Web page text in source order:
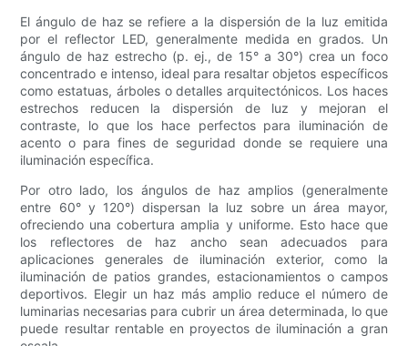
El ángulo de haz se refiere a la dispersión de la luz emitida
por el reflector LED, generalmente medida en grados. Un
ángulo de haz estrecho (p. ej., de 15° a 30°) crea un foco
concentrado e intenso, ideal para resaltar objetos específicos
como estatuas, árboles o detalles arquitectónicos. Los haces
estrechos reducen la dispersión de luz y mejoran el
contraste, lo que los hace perfectos para iluminación de
acento o para fines de seguridad donde se requiere una
iluminación específica.
Por otro lado, los ángulos de haz amplios (generalmente
entre 60° y 120°) dispersan la luz sobre un área mayor,
ofreciendo una cobertura amplia y uniforme. Esto hace que
los reflectores de haz ancho sean adecuados para
aplicaciones generales de iluminación exterior, como la
iluminación de patios grandes, estacionamientos o campos
deportivos. Elegir un haz más amplio reduce el número de
luminarias necesarias para cubrir un área determinada, lo que
puede resultar rentable en proyectos de iluminación a gran